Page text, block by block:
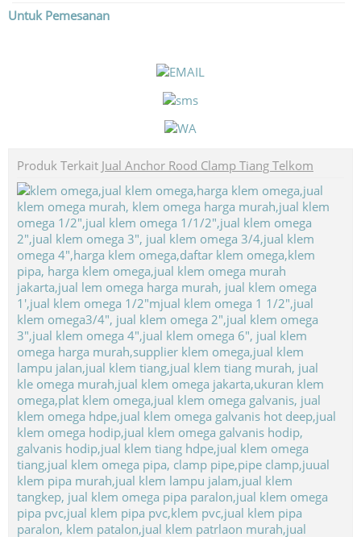
Untuk Pemesanan
Produk Terkait Jual Anchor Rood Clamp Tiang Telkom